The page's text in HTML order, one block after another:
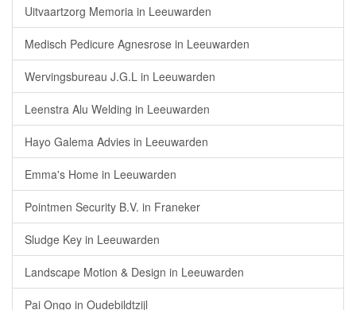
Uitvaartzorg Memoria in Leeuwarden
Medisch Pedicure Agnesrose in Leeuwarden
Wervingsbureau J.G.L in Leeuwarden
Leenstra Alu Welding in Leeuwarden
Hayo Galema Advies in Leeuwarden
Emma's Home in Leeuwarden
Pointmen Security B.V. in Franeker
Sludge Key in Leeuwarden
Landscape Motion & Design in Leeuwarden
Pai Ongo in Oudebildtzijl